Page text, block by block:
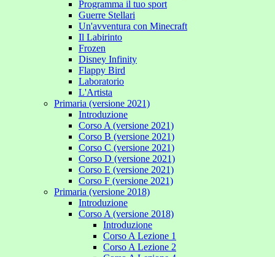
Programma il tuo sport
Guerre Stellari
Un'avventura con Minecraft
Il Labirinto
Frozen
Disney Infinity
Flappy Bird
Laboratorio
L'Artista
Primaria (versione 2021)
Introduzione
Corso A (versione 2021)
Corso B (versione 2021)
Corso C (versione 2021)
Corso D (versione 2021)
Corso E (versione 2021)
Corso F (versione 2021)
Primaria (versione 2018)
Introduzione
Corso A (versione 2018)
Introduzione
Corso A Lezione 1
Corso A Lezione 2